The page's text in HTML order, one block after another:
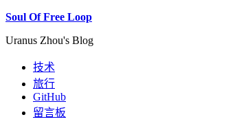
Soul Of Free Loop
Uranus Zhou's Blog
技术
旅行
GitHub
留言板